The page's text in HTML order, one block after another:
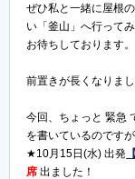
ぜひ私と一緒に屋根
い「釜山」へ行って
お待ちしております。
前置きが長くなりまし
今回、ちょっと 緊急
を書いているのですが
★10月15日(水) 出発
席 出ました！